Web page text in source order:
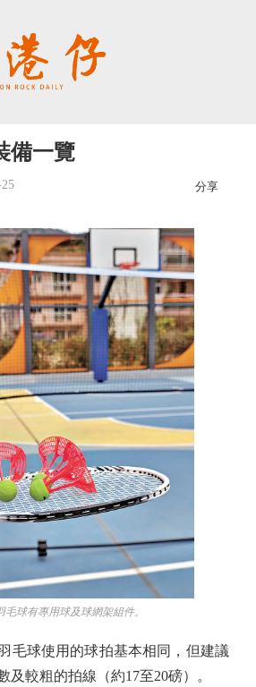
備一覽
分享
毛球有專用球及球網架組件。
球使用的球拍基本相同，但建議
及較粗的拍線（約17至20磅）。